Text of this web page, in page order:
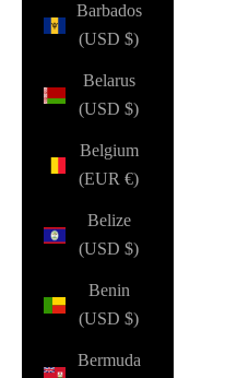
Barbados
(USD $)
Belarus
(USD $)
Belgium
(EUR €)
Belize
(USD $)
Benin
(USD $)
Bermuda